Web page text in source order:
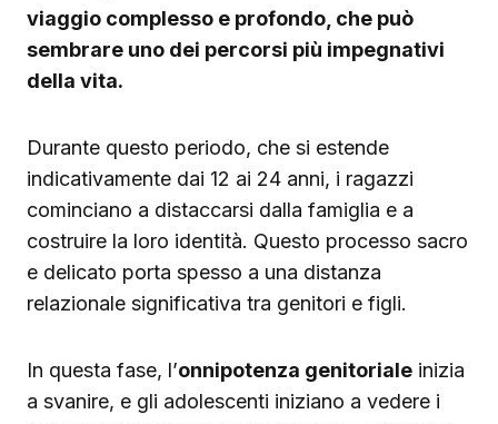
viaggio complesso e profondo, che può
sembrare uno dei percorsi più impegnativi
della vita.
Durante questo periodo, che si estende
indicativamente dai 12 ai 24 anni, i ragazzi
cominciano a distaccarsi dalla famiglia e a
costruire la loro identità. Questo processo sacro
e delicato porta spesso a una distanza
relazionale significativa tra genitori e figli.
In questa fase, l’onnipotenza genitoriale inizia
a svanire, e gli adolescenti iniziano a vedere i